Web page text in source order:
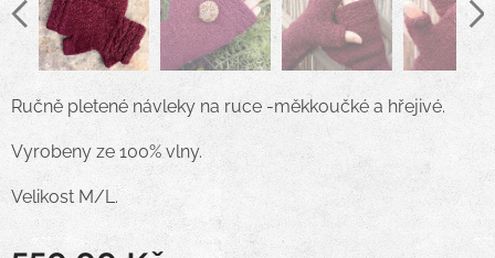
Ručně pletené návleky na ruce -měkkoučké a hřejivé.
Vyrobeny ze 100% vlny.
Velikost M/L.